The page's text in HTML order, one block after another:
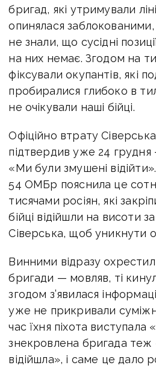
бригад, які утримували
опинялася
не знали, що сусідні
на них немає. Згодом на
фіксували окупантів, які
пробиралися глибоко в
не очікували наші бійці.
Офіційно втрату
підтвердив уже 24
«Ми були змушені
54 ОМБр пояснила це
тисячами росіян, які
бійці відійшли на висоти
Сіверська, щоб уникнути
Винними відразу
бригади — мовляв, ті
згодом з’явилася
уже не прикривали
час їхня піхота виступала
знекровлена бригада теж
відійшла», і саме це дало